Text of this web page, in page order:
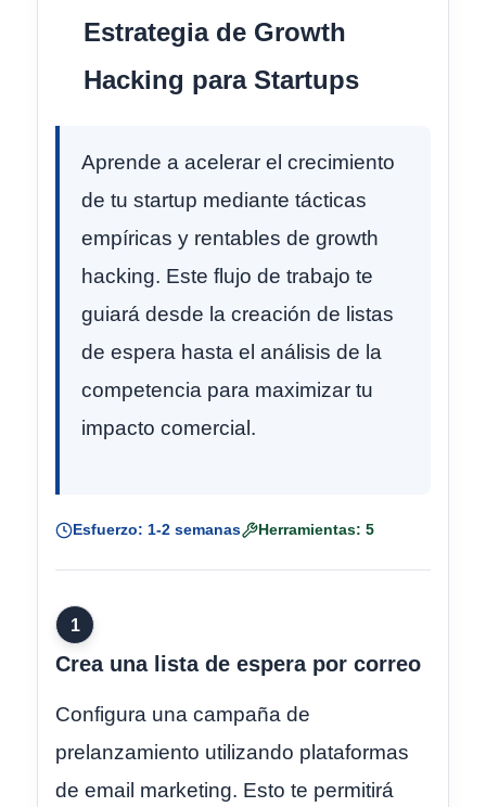
Estrategia de Growth
Hacking para Startups
Aprende a acelerar el crecimiento
de tu startup mediante tácticas
empíricas y rentables de growth
hacking. Este flujo de trabajo te
guiará desde la creación de listas
de espera hasta el análisis de la
competencia para maximizar tu
impacto comercial.
Esfuerzo: 1-2 semanas Herramientas: 5
1
Crea una lista de espera por correo
Configura una campaña de
prelanzamiento utilizando plataformas
de email marketing. Esto te permitirá